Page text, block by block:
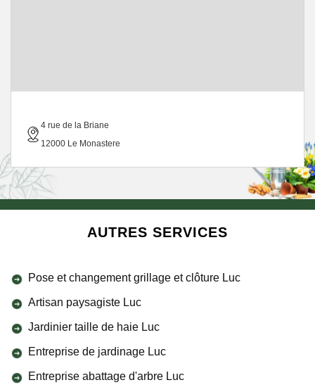
4 rue de la Briane
12000 Le Monastere
AUTRES SERVICES
Pose et changement grillage et clôture Luc
Artisan paysagiste Luc
Jardinier taille de haie Luc
Entreprise de jardinage Luc
Entreprise abattage d'arbre Luc